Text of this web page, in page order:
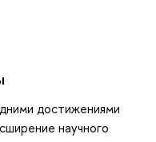
достижениями
научного